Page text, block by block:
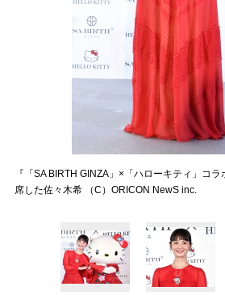
『「SA BIRTH GINZA」×「ハローキティ」コ
席した佐々木希 （C）ORICON NewS inc.